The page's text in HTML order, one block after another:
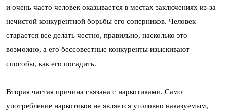
и очень часто человек оказывается в местах заключениях из-за
нечистой конкурентной борьбы его соперников. Человек
старается все делать честно, правильно, насколько это
возможно, а его бессовестные конкуренты изыскивают
способы, как его посадить.
Вторая частая причина связана с наркотиками. Само
употребление наркотиков не является уголовно наказуемым,